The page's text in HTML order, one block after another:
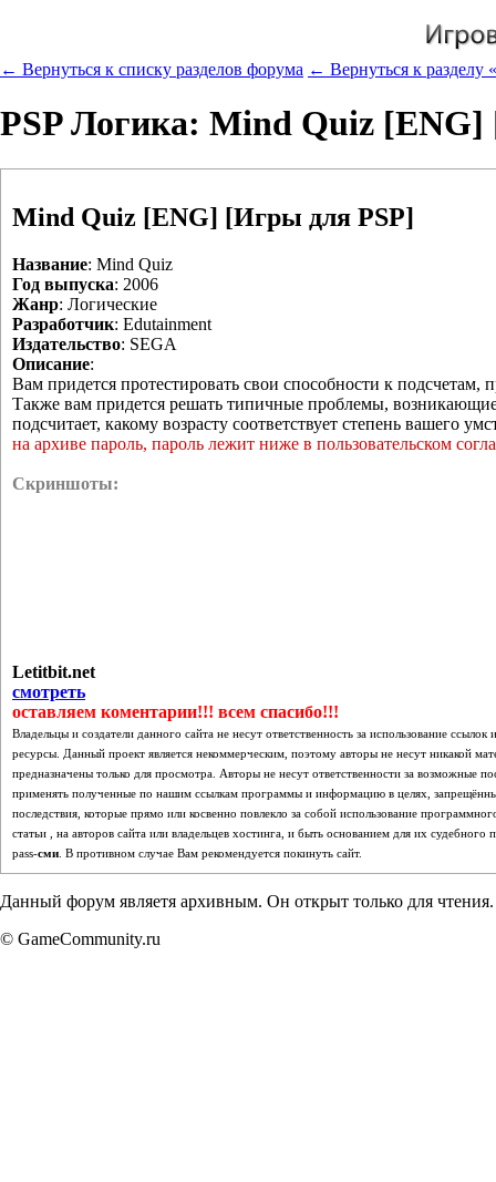
← Вернуться к списку разделов форума ← Вернуться к разделу
PSP Логика: Mind Quiz
Mind Quiz [ENG] [Игры для PSP]
Название: Mind Quiz
Год выпуска: 2006
Жанр: Логические
Разработчик: Edutainment
Издательство: SEGA
Описание:
Вам придется протестировать свои способности к
Также вам придется решать типичные проблемы,
подсчитает, какому возрасту соответствует степень вашего
на архиве пароль, пароль лежит ниже в пользовательском
Скриншоты:
Letitbit.net
смотреть
оставляем коментарии!!! всем спасибо!!!
Владельцы и создатели данного сайта не несут ответственность за использование
ресурсы. Данный проект является некоммерческим, поэтому авторы не несут никакой
предназначены только для просмотра. Авторы не несут ответственности за
применять полученные по нашим ссылкам программы и информацию в целях,
последствия, которые прямо или косвенно повлекло за собой использование
статьи , на авторов сайта или владельцев хостинга, и быть основанием для их
pass-сми . В противном случае Вам рекомендуется покинуть сайт.
Данный форум являетя архивным. Он открыт только для чтения.
© GameCommunity.ru